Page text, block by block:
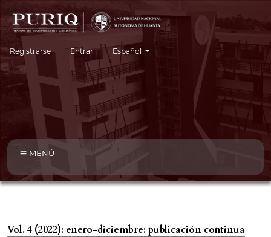
Registrarse Entrar Cambiar el idioma. El idioma actual es:
Español
MENÚ
Vol. 4 (2022): enero-diciembre: publicación continua